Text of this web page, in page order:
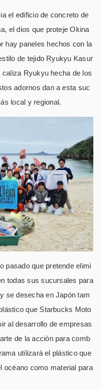
el edificio de concreto de
el dios que proteje Okina
hay paneles hechos con la
de tejido Ryukyu Kasur
Ryukyu hecha de los
adornos dan a esta suc
local y regional.
pasado que pretende elimi
todas sus sucursales para
se desecha en Japón tam
que Starbucks Moto
al desarrollo de empresas
de la acción para comb
utilizará el plástico que
océano como material para